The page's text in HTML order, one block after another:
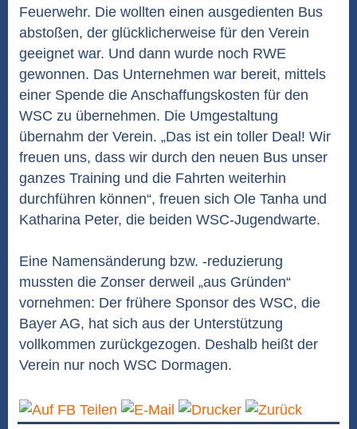
Feuerwehr. Die wollten einen ausgedienten Bus
abstoßen, der glücklicherweise für den Verein
geeignet war. Und dann wurde noch RWE
gewonnen. Das Unternehmen war bereit, mittels
einer Spende die Anschaffungskosten für den
WSC zu übernehmen. Die Umgestaltung
übernahm der Verein. „Das ist ein toller Deal! Wir
freuen uns, dass wir durch den neuen Bus unser
ganzes Training und die Fahrten weiterhin
durchführen können“, freuen sich Ole Tanha und
Katharina Peter, die beiden WSC-Jugendwarte.
Eine Namensänderung bzw. -reduzierung
mussten die Zonser derweil „aus Gründen“
vornehmen: Der frühere Sponsor des WSC, die
Bayer AG, hat sich aus der Unterstützung
vollkommen zurückgezogen. Deshalb heißt der
Verein nur noch WSC Dormagen.